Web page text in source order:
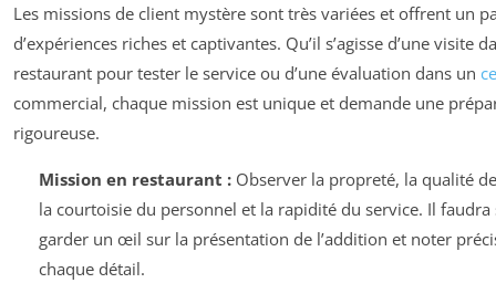
Les missions de client mystère sont très variées et offrent un
d’expériences riches et captivantes. Qu’il s’agisse d’une visite
restaurant pour tester le service ou d’une évaluation dans un
commercial, chaque mission est unique et demande une
rigoureuse.
Mission en restaurant :Observer la propreté, la qualité
la courtoisie du personnel et la rapidité du service. Il faudra
garder un œil sur la présentation de l’addition et noter
chaque détail.